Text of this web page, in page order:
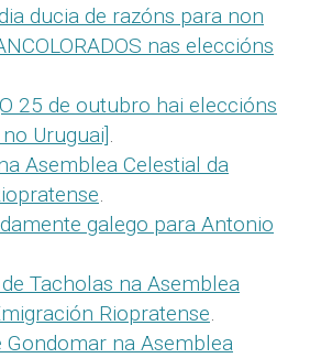
ducia de razóns para non
nas eleccións
25 de outubro hai eleccións
Uruguai].
Asemblea Celestial da
.
galego para Antonio
Tacholas na Asemblea
Riopratense.
Gondomar na Asemblea